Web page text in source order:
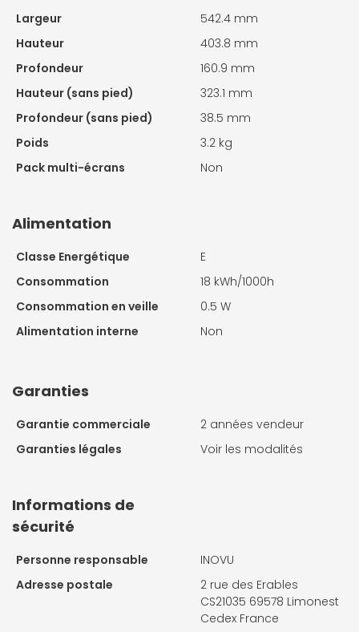
Largeur
542.4 mm
Hauteur
403.8 mm
Profondeur
160.9 mm
Hauteur (sans pied)
323.1 mm
Profondeur (sans pied)
38.5 mm
Poids
3.2 kg
Pack multi-écrans
Non
Alimentation
Classe Energétique
E
Consommation
18 kWh/1000h
Consommation en veille
0.5 W
Alimentation interne
Non
Garanties
Garantie commerciale
2 années vendeur
Garanties légales
Voir les modalités
Informations de
sécurité
Personne responsable
INOVU
Adresse postale
2 rue des Erables
CS21035 69578 Limonest
Cedex France